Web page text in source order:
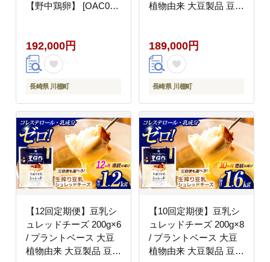
【野中鶏卵】 [OAC011]
濃厚たまご タマゴ
192,000円
長崎県 川棚町
植物由来 大豆製品 豆乳
ギー対応 ヘルシー コレ
ステロールゼロ ソイミ
ルク 健康 乳製品不使用
低カロリー パック【大
189,000円
長崎県 川棚町
【12回定期便】豆乳シ
ュレッドチーズ 200g×6
/ プラントベース 大豆
植物由来 大豆製品 豆乳
【10回定期便】豆乳シ
ュレッドチーズ 200g×8
/ プラントベース 大豆
植物由来 大豆製品 豆乳